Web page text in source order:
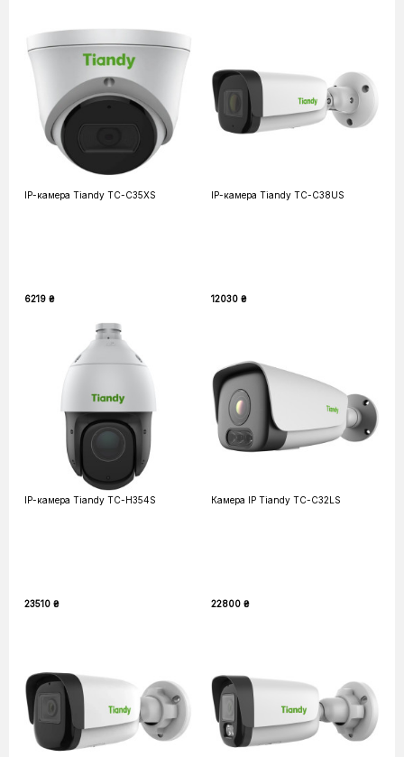
IP-камера Tiandy TC-C35XS
6219 ₴
IP-камера Tiandy TC-C38US
12030 ₴
IP-камера Tiandy TC-H354S
23510 ₴
Камера IP Tiandy TC-C32LS
22800 ₴